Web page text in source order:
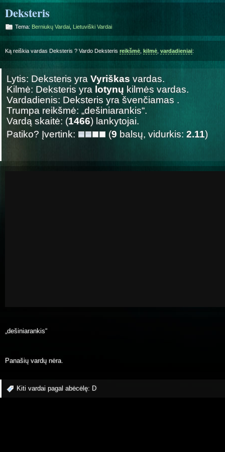
Deksteris
Tema: Berniukų Vardai Lietuviški Vardai
Ką reiškia vardas Deksteris ? Vardo Deksteris reikšmė kilmė vardadieniai:
Lytis: Deksteris yra Vyriškas vardas.
Kilmė: Deksteris yra lotynų kilmės vardas.
Vardadienis: Deksteris yra švenčiamas .
Trumpa reikšmė: „dešiniarankis“.
Vardą skaitė: (1466) lankytojai.
Patiko? Įvertink:
(9 balsų, vidurkis: 2.11)
„dešiniarankis“
Panašių vardų nėra.
Kiti vardai pagal abėcėlę: D